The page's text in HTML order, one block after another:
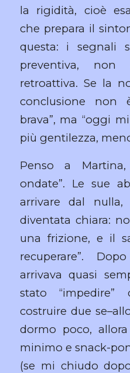
la rigidità, cioè
che prepara il
questa: i segnali
preventiva,
retroattiva. Se la
conclusione non
brava”, ma “oggi
più gentilezza,
Penso a
ondate”. Le sue
arrivare dal
diventata chiara:
una frizione, e il
recuperare”.
arrivava quasi
stato
costruire due
dormo poco,
minimo e snack-
(se mi chiudo